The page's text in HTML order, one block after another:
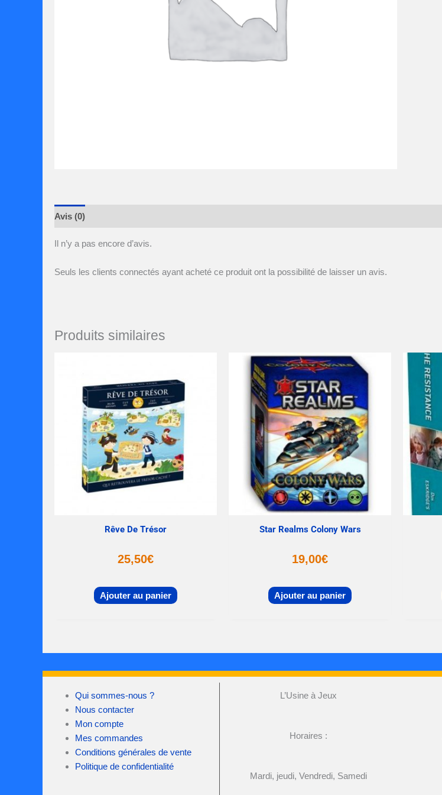
Avis (0)
Il n’y a pas encore d’avis.
Seuls les clients connectés ayant acheté ce produit ont la possibilité de laisser un avis.
Produits similaires
Rêve De Trésor
25,50€
Ajouter au panier
Star Realms Colony Wars
19,00€
Ajouter au panier
Qui sommes-nous ?
Nous contacter
Mon compte
Mes commandes
Conditions générales de vente
Politique de confidentialité
L’Usine à Jeux
Horaires :
Mardi, jeudi, Vendredi, Samedi